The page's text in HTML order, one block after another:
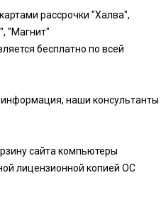
рассрочки "Халва",
"Магнит"
бесплатно по всей
наши консультанты
сайта компьютеры
лицензионной копией ОС